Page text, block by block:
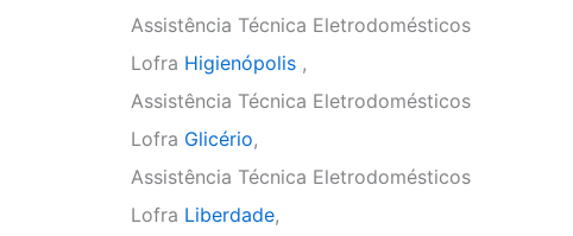
Assistência Técnica Eletrodomésticos
Lofra Higienópolis ,
Assistência Técnica Eletrodomésticos
Lofra Glicério,
Assistência Técnica Eletrodomésticos
Lofra Liberdade,